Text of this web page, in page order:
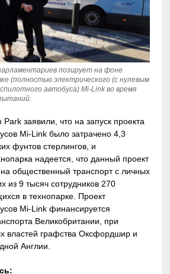
позирует на фоне
(полностью электрического (с нулевым
автобуса) Mi-Link во время
заявили, что на запуск проекта
Mi-Link было затрачено 4,3
фунтов стерлингов, и
надеется, что данный проект
общественный транспорт с личных
из 9 тысяч сотрудников 270
в технопарке. Проект
Mi-Link финансируется
Великобритании, при
властей графства Оксфордшир и
Англии.